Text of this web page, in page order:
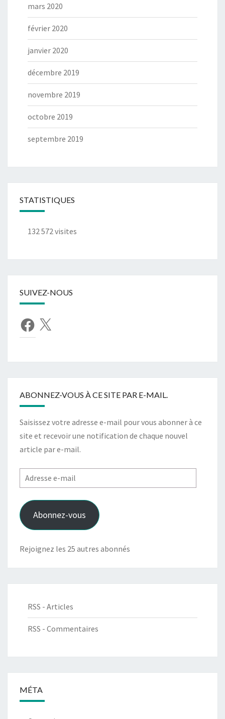
mars 2020
février 2020
janvier 2020
décembre 2019
novembre 2019
octobre 2019
septembre 2019
STATISTIQUES
132 572 visites
SUIVEZ-NOUS
Facebook
X
ABONNEZ-VOUS À CE SITE PAR E-MAIL.
Saisissez votre adresse e-mail pour vous abonner à ce
site et recevoir une notification de chaque nouvel
article par e-mail.
Adresse
e-
mail
Abonnez-vous
Rejoignez les 25 autres abonnés
RSS - Articles
RSS - Commentaires
MÉTA